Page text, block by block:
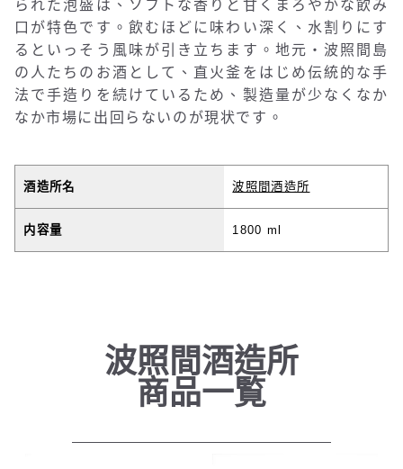
られた泡盛は、ソフトな香りと甘くまろやかな飲み
口が特色です。飲むほどに味わい深く、水割りにす
るといっそう風味が引き立ちます。地元・波照間島
の人たちのお酒として、直火釜をはじめ伝統的な手
法で手造りを続けているため、製造量が少なくなか
なか市場に出回らないのが現状です。
酒造所名 波照間酒造所
内容量 1800 ml
波照間酒造所
商品一覧